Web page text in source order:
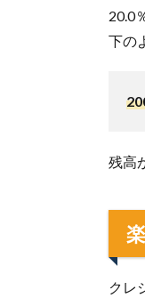
20.0
下の
残高
クレ